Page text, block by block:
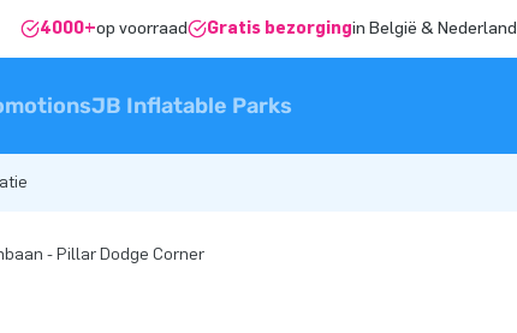
4000+op voorraad Gratis bezorgingin België & Nederland
JB Inflatable Parks
- Pillar Dodge Corner